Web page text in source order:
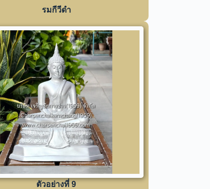
รมกีวีดำ
ตัวอย่างที่ 9